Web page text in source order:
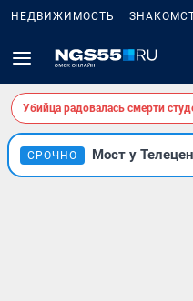
НЕДВИЖИМОСТЬ
Убийца радовалась смерти
СРОЧНО Мост у